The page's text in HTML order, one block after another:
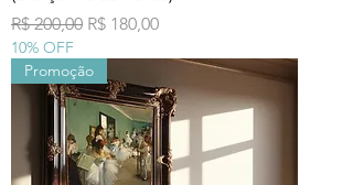
Preço normal
R$ 200,00 Preço promocional
R$ 180,00
10% OFF
Promoção